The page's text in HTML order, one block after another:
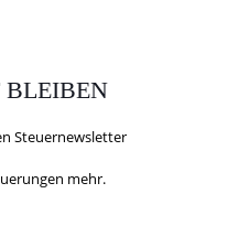
Steuernewsletter
mehr.